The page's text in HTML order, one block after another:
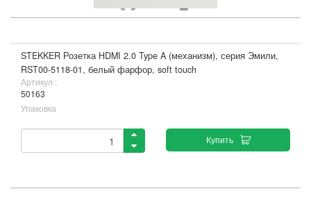
STEKKER Розетка HDMI 2.0 Type A (механизм), серия Эмили,
RST00-5118-01, белый фарфор, soft touch
Артикул :
50163
Упаковка
Купить